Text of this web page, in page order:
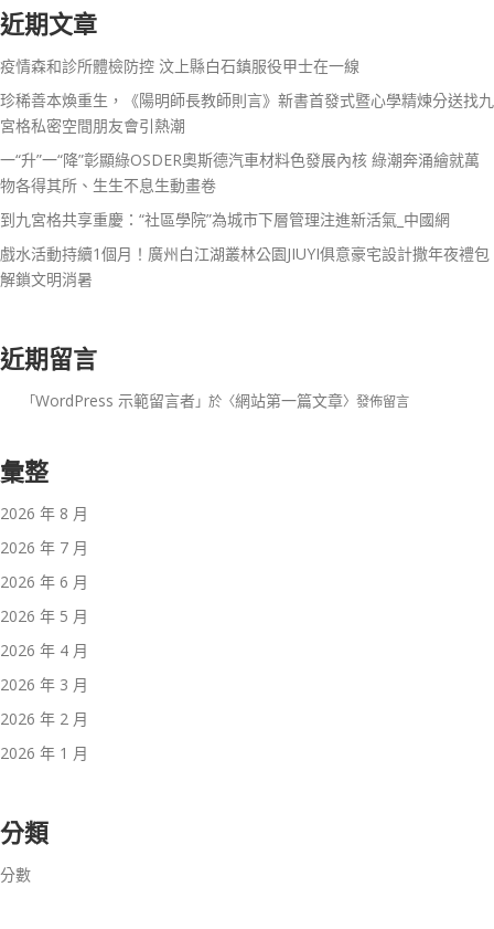
近期文章
疫情森和診所體檢防控 汶上縣白石鎮服役甲士在一線
珍稀善本煥重生，《陽明師長教師則言》新書首發式暨心學精煉分送找九
宮格私密空間朋友會引熱潮
一“升”一“降”彰顯綠OSDER奧斯德汽車材料色發展內核 綠潮奔涌繪就萬
物各得其所、生生不息生動畫卷
到九宮格共享重慶：“社區學院”為城市下層管理注進新活氣_中國網
戲水活動持續1個月！廣州白江湖叢林公園JIUYI俱意豪宅設計撒年夜禮包
解鎖文明消暑
近期留言
「WordPress 示範留言者」於〈網站第一篇文章〉發佈留言
彙整
2026 年 8 月
2026 年 7 月
2026 年 6 月
2026 年 5 月
2026 年 4 月
2026 年 3 月
2026 年 2 月
2026 年 1 月
分類
分數